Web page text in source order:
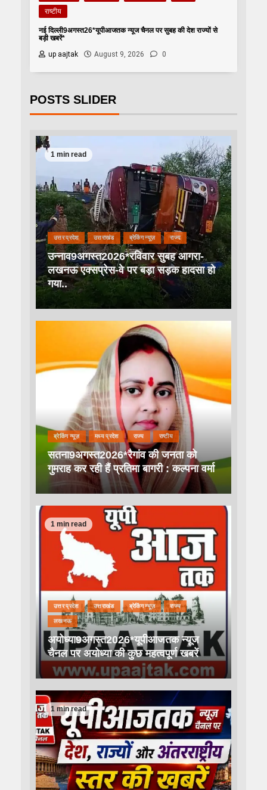
राष्टीय
नई दिल्ली9अगस्त26*यूपीआजतक न्यूज चैनल पर सुबह की देश राज्यों से
बड़ी खबरें*
up aajtak
August 9, 2026 0
POSTS SLIDER
1 min read
उत्तर प्रदेश उत्तराखंड ब्रेकिंग न्यूज़ राज्य
उन्नाव9अगस्त2026*रविवार सुबह आगरा-
लखनऊ एक्सप्रेस-वे पर बड़ा सड़क हादसा हो
गया..
ब्रेकिंग न्यूज़ मध्य प्रदेश राज्य राष्टीय
सतना9अगस्त2026*रैगांव की जनता को
गुमराह कर रही हैं प्रतिमा बागरी : कल्पना वर्मा
1 min read
उत्तर प्रदेश उत्तराखंड ब्रेकिंग न्यूज़ राज्य
लखनऊ
अयोध्या9अगस्त2026*यूपीआजतक न्यूज
चैनल पर अयोध्या की कुछ महत्वपूर्ण खबरें
1 min read